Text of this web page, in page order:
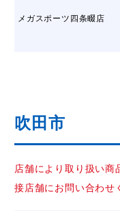
メガスポーツ四条畷店
吹田市
店舗により取り扱い商
接店舗にお問い合わせ